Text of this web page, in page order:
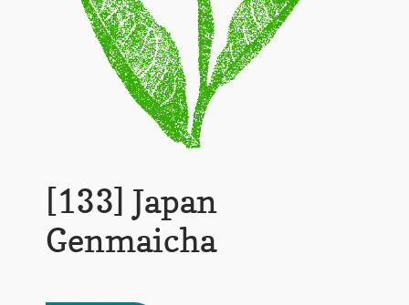
k
t
i
o
n
[133] Japan
Genmaicha